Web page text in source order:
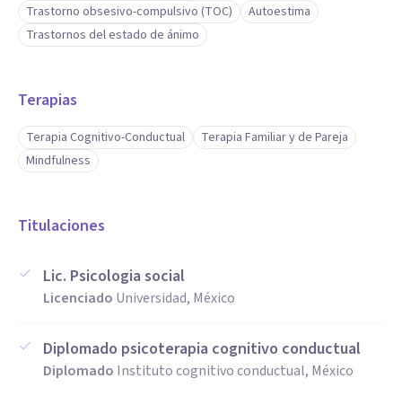
Trastorno obsesivo-compulsivo (TOC)
Autoestima
Trastornos del estado de ánimo
Terapias
Terapia Cognitivo-Conductual
Terapia Familiar y de Pareja
Mindfulness
Titulaciones
Lic. Psicologia social
Licenciado Universidad, México
Diplomado psicoterapia cognitivo conductual
Diplomado Instituto cognitivo conductual, México